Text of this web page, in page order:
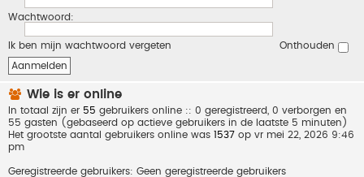
Wachtwoord:
Ik ben mijn wachtwoord vergeten Onthouden
Wie is er online
In totaal zijn er 55 gebruikers online :: 0 geregistreerd, 0 verborgen en
55 gasten (gebaseerd op actieve gebruikers in de laatste 5 minuten)
Het grootste aantal gebruikers online was 1537 op vr mei 22, 2026 9:46
pm
Geregistreerde gebruikers: Geen geregistreerde gebruikers